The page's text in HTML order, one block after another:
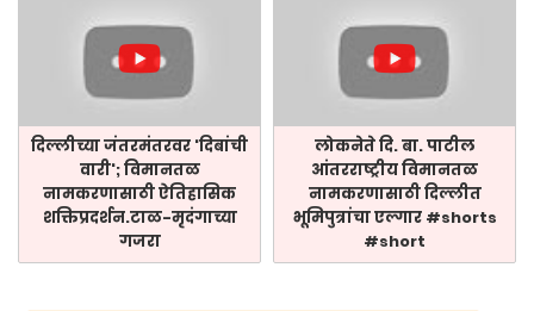
दिल्लीच्या जंतरमंतरवर 'दिबांची
वारी'; विमानतळ
नामकरणासाठी ऐतिहासिक
शक्तिप्रदर्शन.टाळ-मृदंगाच्या
गजरा
लोकनेते दि. बा. पाटील
आंतरराष्ट्रीय विमानतळ
नामकरणासाठी दिल्लीत
भूमिपुत्रांचा एल्गार #shorts
#short